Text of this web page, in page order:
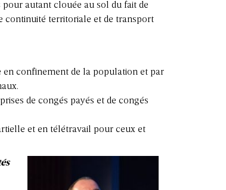
pour autant clouée au sol du fait de
continuité territoriale et de transport
en confinement de la population et par
de congés payés et de congés
et en télétravail pour ceux et